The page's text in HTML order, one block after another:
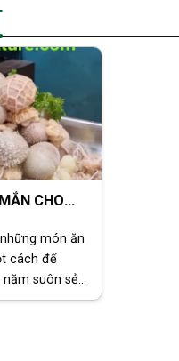
CHO
món ăn
cách để
suôn sẻ
đón một năm